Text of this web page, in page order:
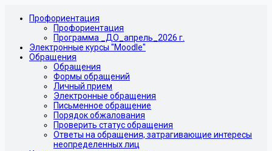
Профориентация
Профориентация
Программа _ДО_апрель_2026 г.
Электронные курсы "Moodle"
Обращения
Обращения
Формы обращений
Личный прием
Электронные обращения
Письменное обращение
Порядок обжалования
Проверить статус обращения
Ответы на обращения, затрагивающие интересы
неопределенных лиц